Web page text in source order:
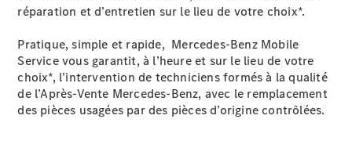
Tous les modèles
Nouveaux modèles
réparation et d’entretien sur le lieu de votre choix*.
Pratique, simple et rapide, Mercedes-Benz Mobile
Service vous garantit, à l’heure et sur le lieu de votre
choix*, l’intervention de techniciens formés à la qualité
de l’Après-Vente Mercedes-Benz, avec le remplacement
des pièces usagées par des pièces d’origine contrôlées.